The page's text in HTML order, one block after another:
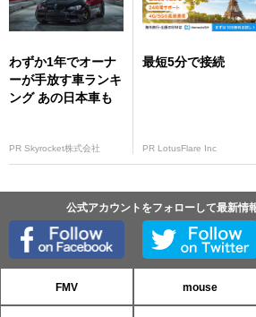
わずか1年でオーナ
ーが手放す車ランキ
ング あの日本車も
PR Skyrocket株式会社
最短5分で接続
PR LotusFlare Inc
公式アカウントをフォローして最新情
FMV mouse